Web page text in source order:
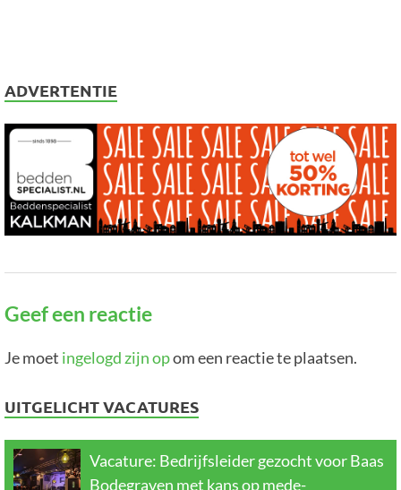
ADVERTENTIE
Geef een reactie
Je moet ingelogd zijn opom een reactie te plaatsen.
UITGELICHT VACATURES
Vacature: Bedrijfsleider gezocht voor Baas
Bodegraven met kans op mede-